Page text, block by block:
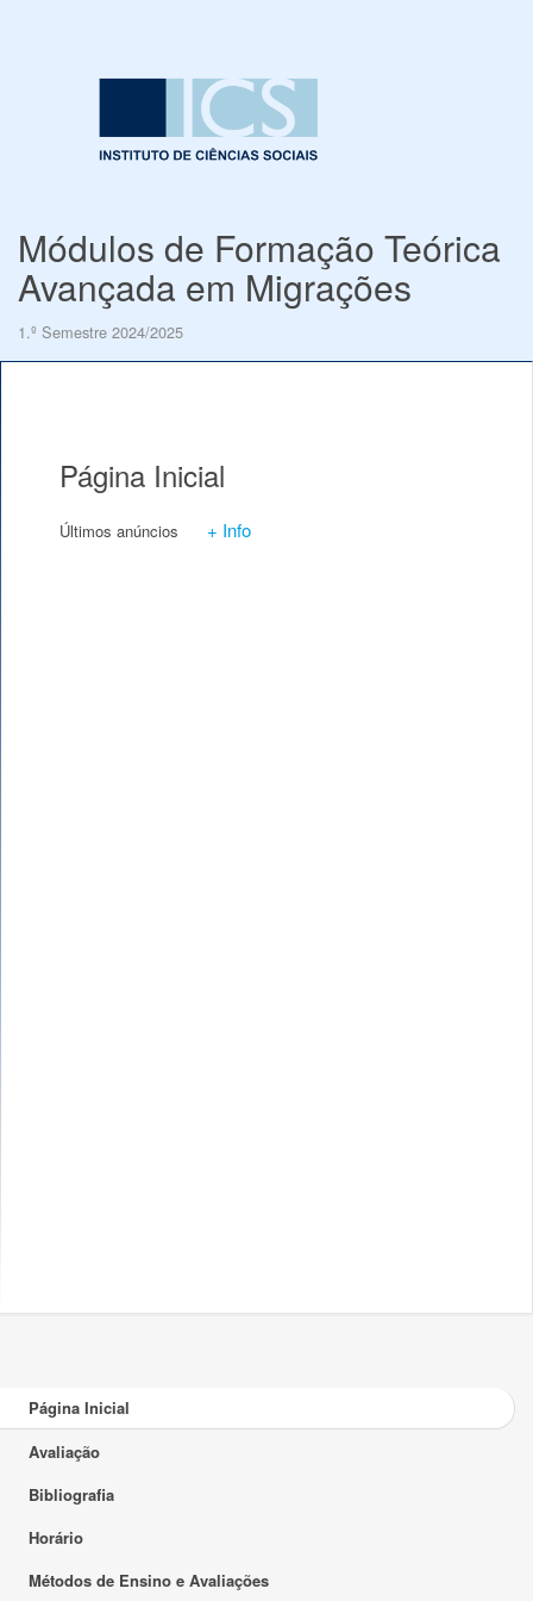
Módulos de Formação Teórica
Avançada em Migrações
1.º Semestre 2024/2025
Página Inicial
Últimos anúncios + Info
Página Inicial
Avaliação
Bibliografia
Horário
Métodos de Ensino e Avaliações